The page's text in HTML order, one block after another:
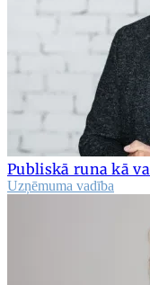
Publiskā runa kā
Uzņēmuma vadība